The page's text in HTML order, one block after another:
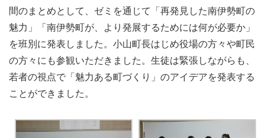
間のまとめとして、ゼミを通じて「再発見した南伊勢町の
魅力」「南伊勢町が、より発展するためには何が必要か」
を班別に発表しました。小山町長はじめ役場の方々や町民
の方々にも参観いただきました。生徒は緊張しながらも、
若者の視点で「魅力ある町づくり」のアイデアを発表する
ことができました。